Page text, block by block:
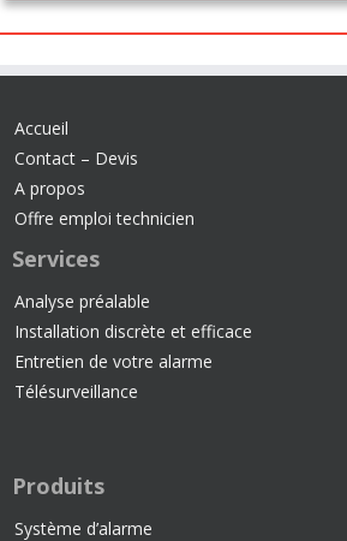
Accueil
Contact – Devis
A propos
Offre emploi technicien
Services
Analyse préalable
Installation discrète et efficace
Entretien de votre alarme
Télésurveillance
Produits
Système d’alarme